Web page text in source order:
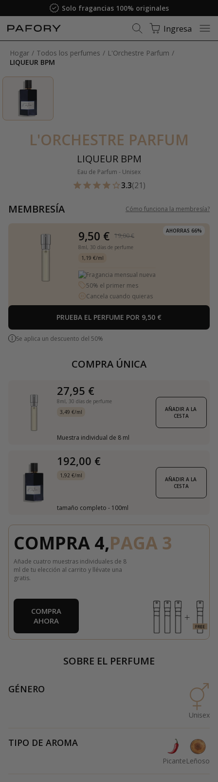
Solo fragancias 100% originales
Ingresa
Hogar Todos los perfumes
L'Orchestre Parfum
LIQUEUR BPM
L'ORCHESTRE PARFUM
LIQUEUR BPM
Eau de Parfum - Unisex
3.3(21)
MEMBRESÍA Cómo funciona la membresía?
AHORRAS 66%
9,50 € 19,00 €
8ml, 30 días de perfume
1,19 €/ml
Fragancia mensual nueva
50% el primer mes
Cancela cuando quieras
PRUEBA EL PERFUME POR 9,50 €
Se aplica un descuento del 50%
COMPRA ÚNICA
27,95 €
8ml, 30 días de perfume
3,49 €/ml
Muestra individual de 8 ml
AÑADIR A LA
CESTA
192,00 €
1,92 €/ml
tamaño completo - 100ml
AÑADIR A LA
CESTA
COMPRA 4,PAGA 3
Añade cuatro muestras individuales de 8
ml de tu elección al carrito y llévate una
gratis.
COMPRA
AHORA
SOBRE EL PERFUME
GÉNERO
Unisex
TIPO DE AROMA
PicanteLeñoso